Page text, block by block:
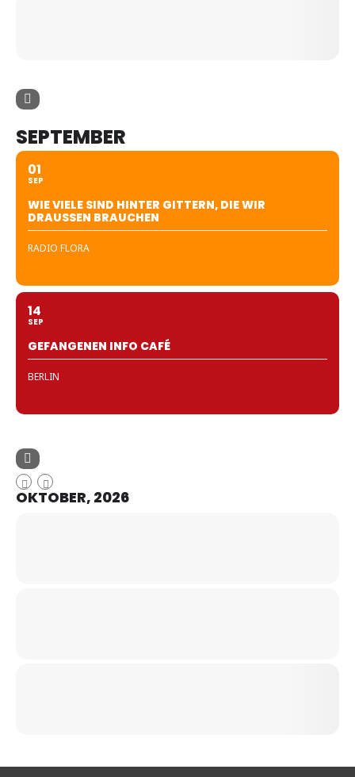
SEPTEMBER
01
SEP
WIE VIELE SIND HINTER GITTERN, DIE WIR
DRAUSSEN BRAUCHEN
RADIO FLORA
14
SEP
GEFANGENEN INFO CAFÉ
BERLIN
OKTOBER, 2026